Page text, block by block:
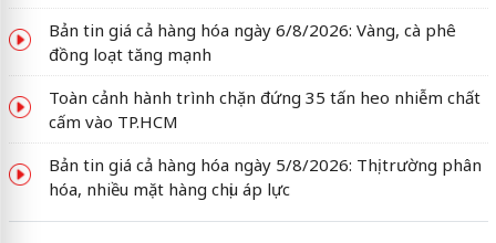
Bản tin giá cả hàng hóa ngày 6/8/2026: Vàng, cà phê
đồng loạt tăng mạnh
Toàn cảnh hành trình chặn đứng 35 tấn heo nhiễm chất
cấm vào TP.HCM
Bản tin giá cả hàng hóa ngày 5/8/2026: Thị trường phân
hóa, nhiều mặt hàng chịu áp lực